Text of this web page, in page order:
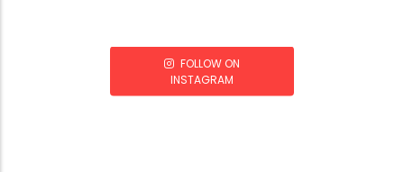
FOLLOW ON
INSTAGRAM